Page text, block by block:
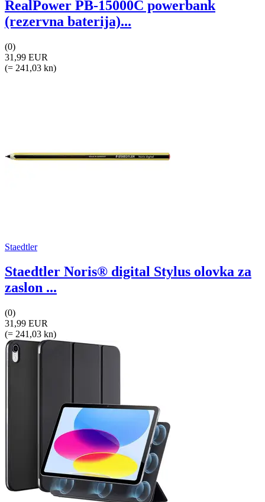
RealPower PB-15000C powerbank
(rezervna baterija)...
(0)
31,99 EUR
(= 241,03 kn)
Staedtler
Staedtler Noris® digital Stylus olovka za
zaslon ...
(0)
31,99 EUR
(= 241,03 kn)